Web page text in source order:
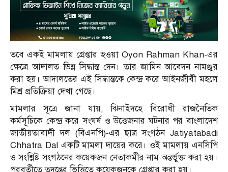
তবে একই মামলায় গ্রেপ্তার হওয়া Oyon Rahman Khan-এর
ক্ষেত্রে আদালত ভিন্ন সিদ্ধান্ত দেন। তার জামিন আবেদন নামঞ্জুর
করা হয়। আদালতের এই সিদ্ধান্তকে কেন্দ্র করে আইনজীবী মহলে
মিশ্র প্রতিক্রিয়া দেখা গেছে।
মামলার সূত্রে জানা যায়, ঝিনাইদহে বিরোধী রাজনৈতিক
কর্মসূচিকে কেন্দ্র করে সংঘর্ষ ও উত্তেজনার ঘটনার পর বাংলাদেশ
জাতীয়তাবাদী দল (বিএনপি)-এর ছাত্র সংগঠন Jatiyatabadi
Chhatra Dal একটি মামলা দায়ের করে। ওই মামলায় এনসিপি
ও সংশ্লিষ্ট সংগঠনের কয়েকজন নেতাকর্মীর নাম অন্তর্ভুক্ত করা হয়।
পরবর্তীতে তদন্তের ভিত্তিতে কয়েকজনকে গ্রেপ্তার করা হয়।